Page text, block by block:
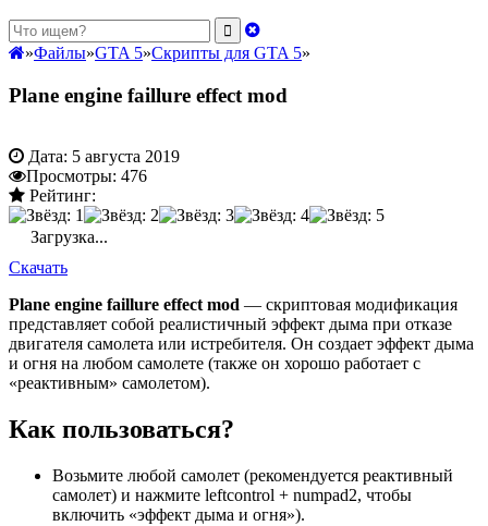
»Файлы»GTA 5»Скрипты для GTA 5»
Plane engine faillure effect mod
Дата: 5 августа 2019
Просмотры: 476
Рейтинг:
Загрузка...
Скачать
Plane engine faillure effect mod — скриптовая модификация
представляет собой реалистичный эффект дыма при отказе
двигателя самолета или истребителя. Он создает эффект дыма
и огня на любом самолете (также он хорошо работает с
«реактивным» самолетом).
Как пользоваться?
Возьмите любой самолет (рекомендуется реактивный
самолет) и нажмите leftcontrol + numpad2, чтобы
включить «эффект дыма и огня»).